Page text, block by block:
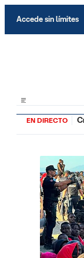
Accede sin límites
EN DIRECTO